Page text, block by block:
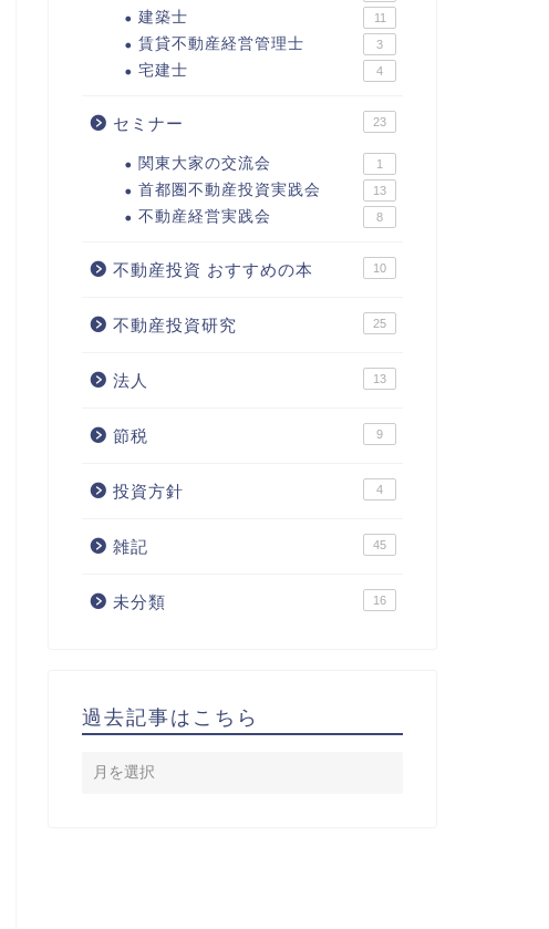
建築士 11
賃貸不動産経営管理士 3
宅建士 4
セミナー 23
関東大家の交流会 1
首都圏不動産投資実践会 13
不動産経営実践会 8
不動産投資 おすすめの本 10
不動産投資研究 25
法人 13
節税 9
投資方針 4
雑記 45
未分類 16
過去記事はこちら